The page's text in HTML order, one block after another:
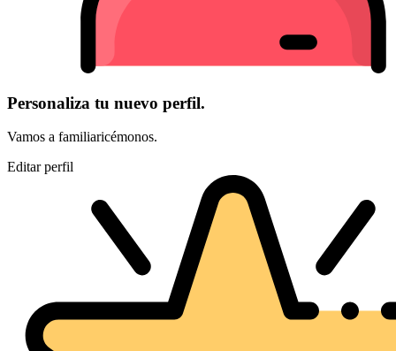
Personaliza tu nuevo perfil.
Vamos a familiaricémonos.
Editar perfil